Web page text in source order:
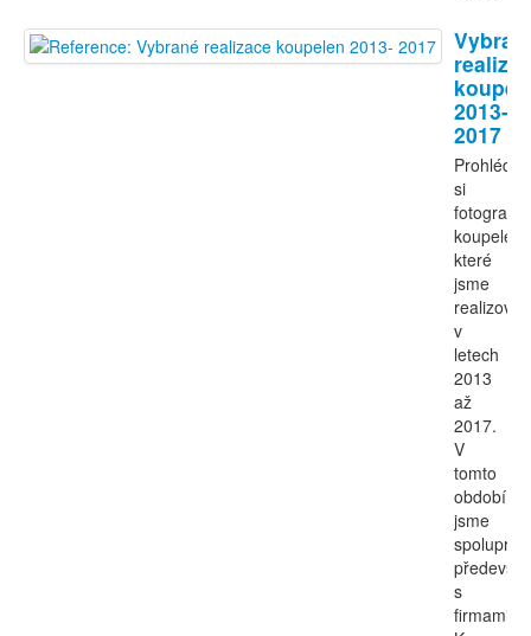
2013-
2017
si
fotografie
koupelen,
které
jsme
realizovali
v
letech
2013
až
2017.
V
tomto
období
jsme
s
firmami